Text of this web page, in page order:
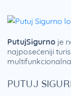
PUTUJ
PutujSigurno je
najposećeniji